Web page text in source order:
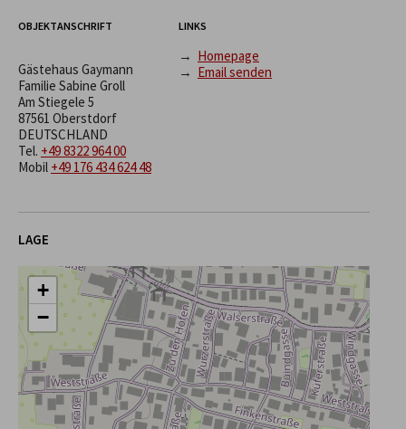
OBJEKTANSCHRIFT
Gästehaus Gaymann
Familie Sabine Groll
Am Stiegele 5
87561 Oberstdorf
DEUTSCHLAND
Tel. +49 8322 964 00
Mobil +49 176 434 624 48
LINKS
→ Homepage
→ Email senden
LAGE
+
−